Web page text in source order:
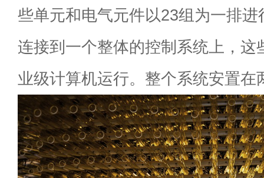
些单元和电气元件以23组为一排
连接到一个整体的控制系统上，这
业级计算机运行。整个系统安置